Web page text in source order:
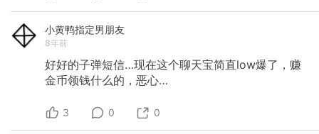
小黄鸭指定男朋友
8年前
好好的子弹短信…现在这个聊天宝简直low爆了，赚
金币领钱什么的，恶心…
3 0 0